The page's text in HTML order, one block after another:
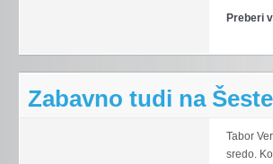
Preberi
Zabavno tudi na
Tabor
sredo.